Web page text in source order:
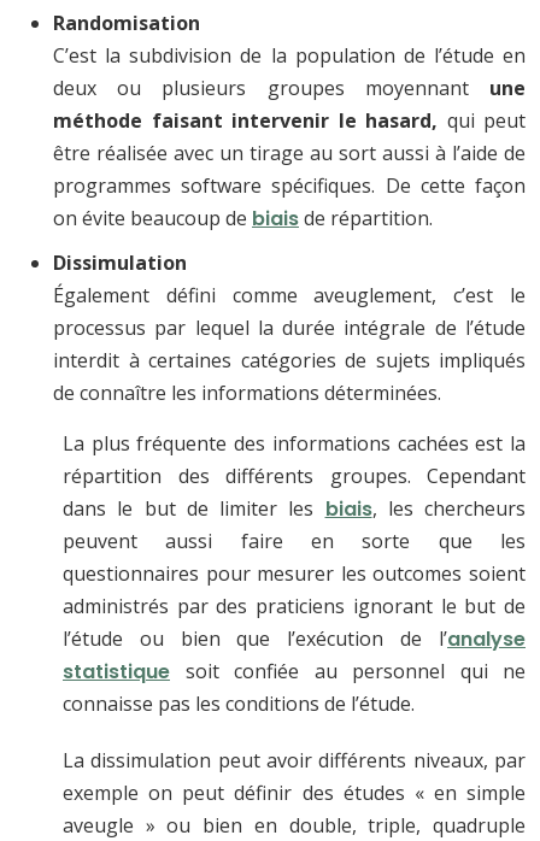
Randomisation
C’est la subdivision de la population de l’étude en
deux ou plusieurs groupes moyennant une
méthode faisant intervenir le hasard, qui peut
être réalisée avec un tirage au sort aussi à l’aide de
programmes software spécifiques. De cette façon
on évite beaucoup de biaisde répartition.
Dissimulation
Également défini comme aveuglement, c’est le
processus par lequel la durée intégrale de l’étude
interdit à certaines catégories de sujets impliqués
de connaître les informations déterminées.
La plus fréquente des informations cachées est la
répartition des différents groupes. Cependant
dans le but de limiter les biais, les chercheurs
peuvent aussi faire en sorte que les
questionnaires pour mesurer les outcomes soient
administrés par des praticiens ignorant le but de
l’étude ou bien que l’exécution de l’analyse
statistique soit confiée au personnel qui ne
connaisse pas les conditions de l’étude.
La dissimulation peut avoir différents niveaux, par
exemple on peut définir des études « en simple
aveugle » ou bien en double, triple, quadruple